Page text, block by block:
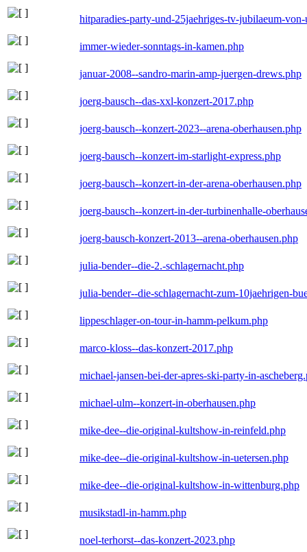
hitparadies-party-und-25jaehriges-tv-jubilaeum-
immer-wieder-sonntags-in-kamen.php
januar-2008--sandro-marin-amp-juergen-drews.php
joerg-bausch--das-xxl-konzert-2017.php
joerg-bausch--konzert-2023--arena-oberhausen.php
joerg-bausch--konzert-im-starlight-express.php
joerg-bausch--konzert-in-der-arena-oberhausen.php
joerg-bausch--konzert-in-der-turbinenhalle-
joerg-bausch-konzert-2013--arena-oberhausen.php
julia-bender--die-2.-schlagernacht.php
julia-bender--die-schlagernacht-zum-10jaehrigen-
lippeschlager-on-tour-in-hamm-pelkum.php
marco-kloss--das-konzert-2017.php
michael-jansen-bei-der-apres-ski-party-in-
michael-ulm--konzert-in-oberhausen.php
mike-dee--die-original-kultshow-in-reinfeld.php
mike-dee--die-original-kultshow-in-uetersen.php
mike-dee--die-original-kultshow-in-wittenburg.php
musikstadl-in-hamm.php
noel-terhorst--das-konzert-2023.php